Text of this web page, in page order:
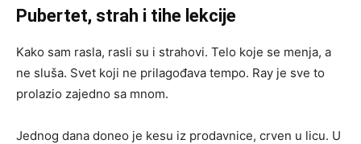
Pubertet, strah i tihe lekcije
Kako sam rasla, rasli su i strahovi. Telo koje se menja, a
ne sluša. Svet koji ne prilagođava tempo. Ray je sve to
prolazio zajedno sa mnom.
Jednog dana doneo je kesu iz prodavnice, crven u licu. U